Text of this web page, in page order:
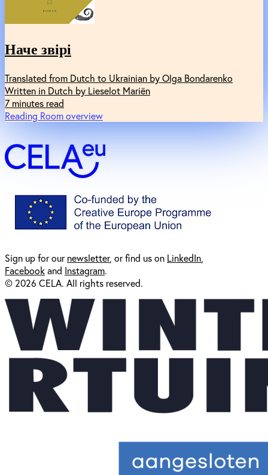
Наче звірі
Translated from Dutch to Ukrainian by Olga Bondarenko
Written in Dutch by Lieselot Mariën
7 minutes read
Reading Room overview
Sign up for ournewsletter, or find us on LinkedIn
Facebookand Instagram.
© 2026 CELA. All rights reserved.